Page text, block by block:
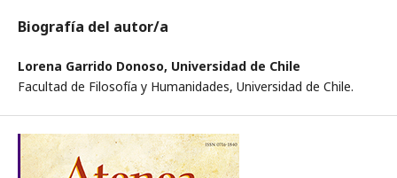
Biografía del autor/a
Lorena Garrido Donoso, Universidad de Chile
Facultad de Filosofía y Humanidades, Universidad de Chile.